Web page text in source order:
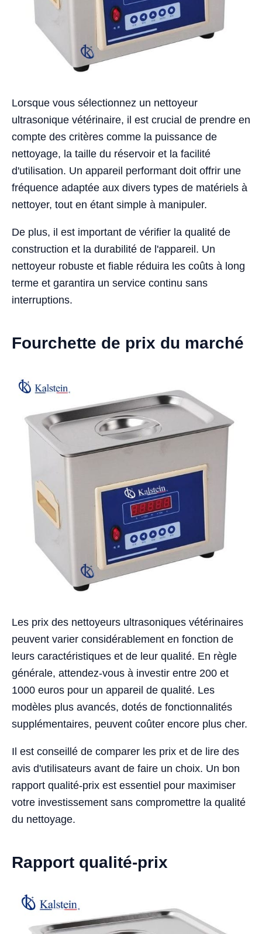
Lorsque vous sélectionnez un nettoyeur
ultrasonique vétérinaire, il est crucial de prendre en
compte des critères comme la puissance de
nettoyage, la taille du réservoir et la facilité
d'utilisation. Un appareil performant doit offrir une
fréquence adaptée aux divers types de matériels à
nettoyer, tout en étant simple à manipuler.
De plus, il est important de vérifier la qualité de
construction et la durabilité de l'appareil. Un
nettoyeur robuste et fiable réduira les coûts à long
terme et garantira un service continu sans
interruptions.
Fourchette de prix du marché
Les prix des nettoyeurs ultrasoniques vétérinaires
peuvent varier considérablement en fonction de
leurs caractéristiques et de leur qualité. En règle
générale, attendez-vous à investir entre 200 et
1000 euros pour un appareil de qualité. Les
modèles plus avancés, dotés de fonctionnalités
supplémentaires, peuvent coûter encore plus cher.
Il est conseillé de comparer les prix et de lire des
avis d'utilisateurs avant de faire un choix. Un bon
rapport qualité-prix est essentiel pour maximiser
votre investissement sans compromettre la qualité
du nettoyage.
Rapport qualité-prix